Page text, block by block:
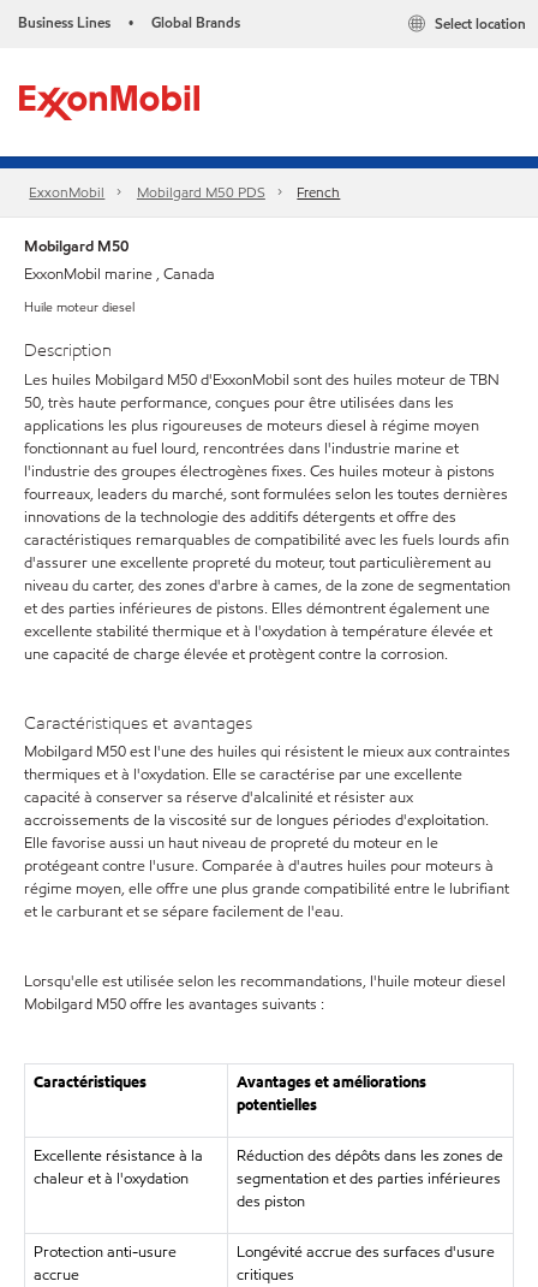
Business Lines • Global Brands Select location
ExxonMobil Mobilgard M50 PDS French
Mobilgard M50
ExxonMobil marine , Canada
Huile moteur diesel
Description
Les huiles Mobilgard M50 d'ExxonMobil sont des huiles moteur de TBN
50, très haute performance, conçues pour être utilisées dans les
applications les plus rigoureuses de moteurs diesel à régime moyen
fonctionnant au fuel lourd, rencontrées dans l'industrie marine et
l'industrie des groupes électrogènes fixes. Ces huiles moteur à pistons
fourreaux, leaders du marché, sont formulées selon les toutes dernières
innovations de la technologie des additifs détergents et offre des
caractéristiques remarquables de compatibilité avec les fuels lourds afin
d'assurer une excellente propreté du moteur, tout particulièrement au
niveau du carter, des zones d'arbre à cames, de la zone de segmentation
et des parties inférieures de pistons. Elles démontrent également une
excellente stabilité thermique et à l'oxydation à température élevée et
une capacité de charge élevée et protègent contre la corrosion.
Caractéristiques et avantages
Mobilgard M50 est l'une des huiles qui résistent le mieux aux contraintes
thermiques et à l'oxydation. Elle se caractérise par une excellente
capacité à conserver sa réserve d'alcalinité et résister aux
accroissements de la viscosité sur de longues périodes d'exploitation.
Elle favorise aussi un haut niveau de propreté du moteur en le
protégeant contre l'usure. Comparée à d'autres huiles pour moteurs à
régime moyen, elle offre une plus grande compatibilité entre le lubrifiant
et le carburant et se sépare facilement de l'eau.
Lorsqu'elle est utilisée selon les recommandations, l'huile moteur diesel
Mobilgard M50 offre les avantages suivants :
Caractéristiques
Avantages et améliorations
potentielles
Excellente résistance à la
chaleur et à l'oxydation
Réduction des dépôts dans les zones de
segmentation et des parties inférieures
des piston
Protection anti-usure
accrue
Longévité accrue des surfaces d'usure
critiques